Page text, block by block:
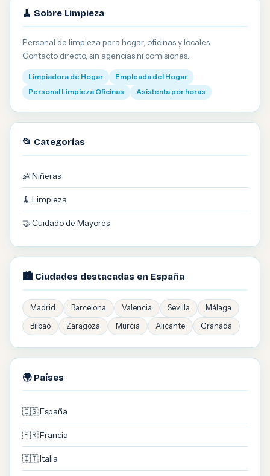
🧹 Sobre Limpieza
Personal de limpieza para hogar, oficinas y locales.
Contacto directo, sin agencias ni comisiones.
Limpiadora de Hogar
Empleada del Hogar
Personal Limpieza Oficinas
Asistenta por horas
📂 Categorías
👶 Niñeras
🧹 Limpieza
🤝 Cuidado de Mayores
🏙️ Ciudades destacadas en España
Madrid Barcelona Valencia Sevilla
Málaga
Bilbao
Zaragoza Murcia Alicante Granada
🌍 Países
🇪🇸 España
🇫🇷 Francia
🇮🇹 Italia